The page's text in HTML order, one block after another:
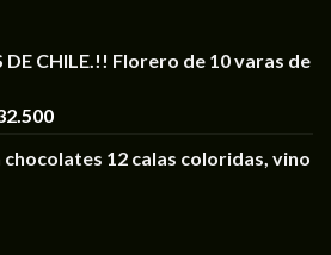
DE CHILE.!! Florero de 10 varas de
chocolates 12 calas coloridas, vino